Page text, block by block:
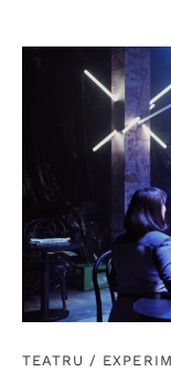
TEATRU /